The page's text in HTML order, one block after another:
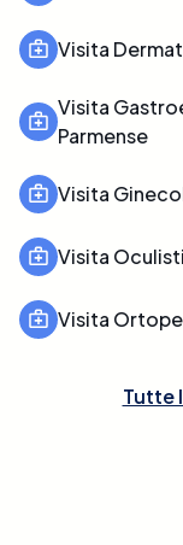
Visita
Visita
Parmense
Visita
Visita
Visita
Tutte